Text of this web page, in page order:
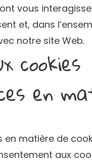
vous
et, dans
notre site Web.
cookies
en
matière de
aux